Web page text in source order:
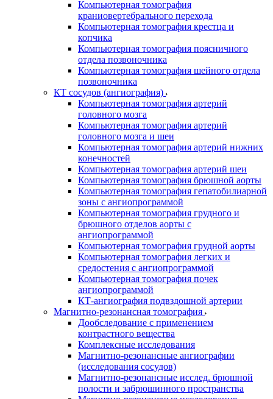
Компьютерная томография
краниовертебрального перехода
Компьютерная томография крестца и
копчика
Компьютерная томография поясничного
отдела позвоночника
Компьютерная томография шейного отдела
позвоночника
КТ сосудов (ангиография)
Компьютерная томография артерий
головного мозга
Компьютерная томография артерий
головного мозга и шеи
Компьютерная томография артерий нижних
конечностей
Компьютерная томография артерий шеи
Компьютерная томография брюшной аорты
Компьютерная томография гепатобилиарной
зоны с ангиопрограммой
Компьютерная томография грудного и
брюшного отделов аорты с
ангиопрограммой
Компьютерная томография грудной аорты
Компьютерная томография легких и
средостения с ангиопрограммой
Компьютерная томография почек
ангиопрограммой
КТ-ангиография подвздошной артерии
Магнитно-резонансная томография
Дообследование с применением
контрастного вещества
Комплексные исследования
Магнитно-резонансные ангиографии
(исследования сосудов)
Магнитно-резонансные исслед. брюшной
полости и забрюшинного пространства